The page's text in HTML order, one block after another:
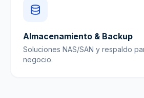
Almacenamiento & Backup
Soluciones NAS/SAN y respaldo
negocio.